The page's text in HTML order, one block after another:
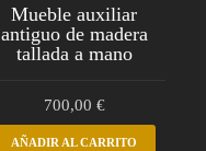
Mueble auxiliar
antiguo de madera
tallada a mano
700,00 €
AÑADIR AL CARRITO